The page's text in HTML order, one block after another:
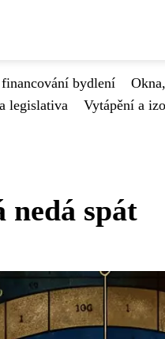
bydlení
legislativa Vytápění a
nedá spát